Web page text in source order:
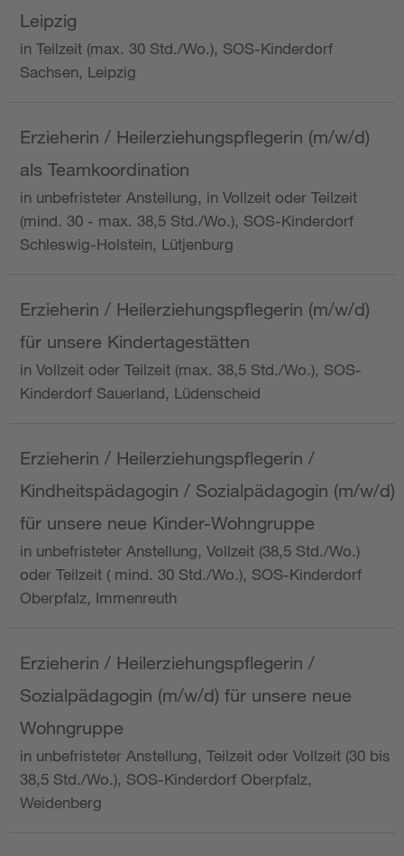
Leipzig
in Teilzeit (max. 30 Std./Wo.), SOS-Kinderdorf
Sachsen, Leipzig
Erzieherin / Heilerziehungspflegerin (m/w/d)
als Teamkoordination
in unbefristeter Anstellung, in Vollzeit oder Teilzeit
(mind. 30 - max. 38,5 Std./Wo.), SOS-Kinderdorf
Schleswig-Holstein, Lütjenburg
Erzieherin / Heilerziehungspflegerin (m/w/d)
für unsere Kindertagestätten
in Vollzeit oder Teilzeit (max. 38,5 Std./Wo.), SOS-
Kinderdorf Sauerland, Lüdenscheid
Erzieherin / Heilerziehungspflegerin /
Kindheitspädagogin / Sozialpädagogin (m/w/d)
für unsere neue Kinder-Wohngruppe
in unbefristeter Anstellung, Vollzeit (38,5 Std./Wo.)
oder Teilzeit ( mind. 30 Std./Wo.), SOS-Kinderdorf
Oberpfalz, Immenreuth
Erzieherin / Heilerziehungspflegerin /
Sozialpädagogin (m/w/d) für unsere neue
Wohngruppe
in unbefristeter Anstellung, Teilzeit oder Vollzeit (30 bis
38,5 Std./Wo.), SOS-Kinderdorf Oberpfalz,
Weidenberg